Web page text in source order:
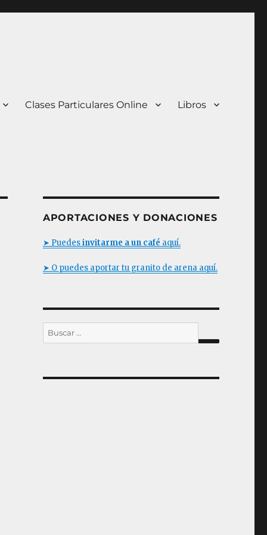
Clases Particulares Online Libros
APORTACIONES Y DONACIONES
➤ Puedesinvitarme a un café aquí.
➤ O puedes aportar tu granito de arena aquí.
Buscar
por:
BUSCAR